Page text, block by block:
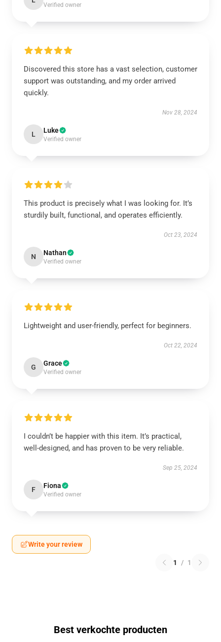
Verified owner
Discovered this store has a vast selection, customer
support was outstanding, and my order arrived
quickly.
Nov 28, 2024
L Luke
Verified owner
This product is precisely what I was looking for. It’s
sturdily built, functional, and operates efficiently.
Oct 23, 2024
N Nathan
Verified owner
Lightweight and user-friendly, perfect for beginners.
Oct 22, 2024
G Grace
Verified owner
I couldn’t be happier with this item. It’s practical,
well-designed, and has proven to be very reliable.
Sep 25, 2024
F Fiona
Verified owner
Write your review
1 / 1
Best verkochte producten